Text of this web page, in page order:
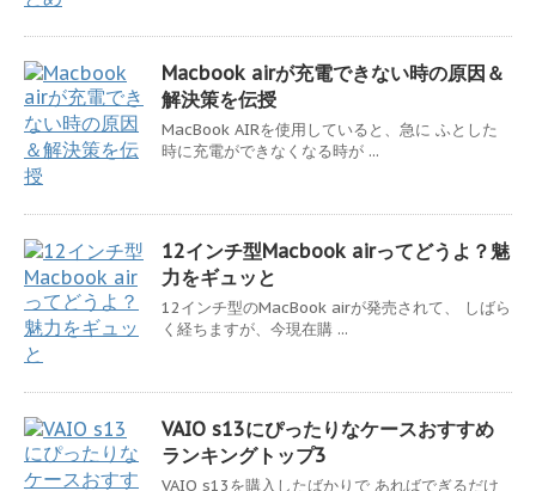
Macbook airが充電できない時の原因＆
解決策を伝授
MacBook AIRを使用していると、急に ふとした
時に充電ができなくなる時が ...
12インチ型Macbook airってどうよ？魅
力をギュッと
12インチ型のMacBook airが発売されて、 しばら
く経ちますが、今現在購 ...
VAIO s13にぴったりなケースおすすめ
ランキングトップ3
VAIO s13を購入したばかりで あればでぎるだけ